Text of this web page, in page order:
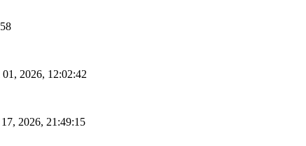
01, 2026, 12:02:42
2026, 21:49:15